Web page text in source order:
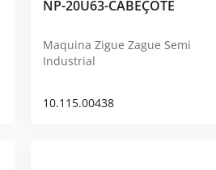
NP-20U63-CABEÇOTE
Maquina Zigue Zague Semi
Industrial
10.115.00438